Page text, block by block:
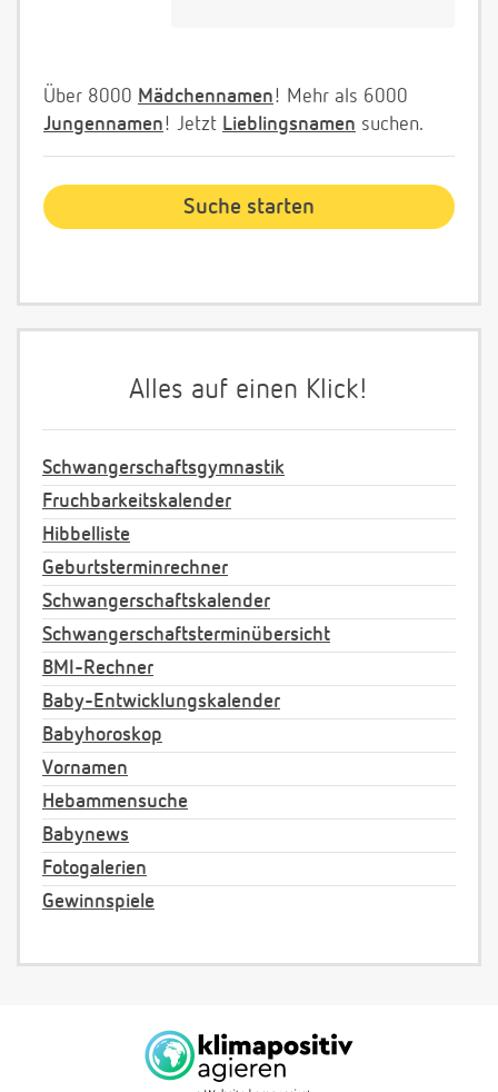
Über 8000 Mädchennamen! Mehr als 6000
Jungennamen! Jetzt Lieblingsnamen suchen.
Alles auf einen Klick!
Schwangerschaftsgymnastik
Fruchbarkeitskalender
Hibbelliste
Geburtsterminrechner
Schwangerschaftskalender
Schwangerschaftsterminübersicht
BMI-Rechner
Baby-Entwicklungskalender
Babyhoroskop
Vornamen
Hebammensuche
Babynews
Fotogalerien
Gewinnspiele